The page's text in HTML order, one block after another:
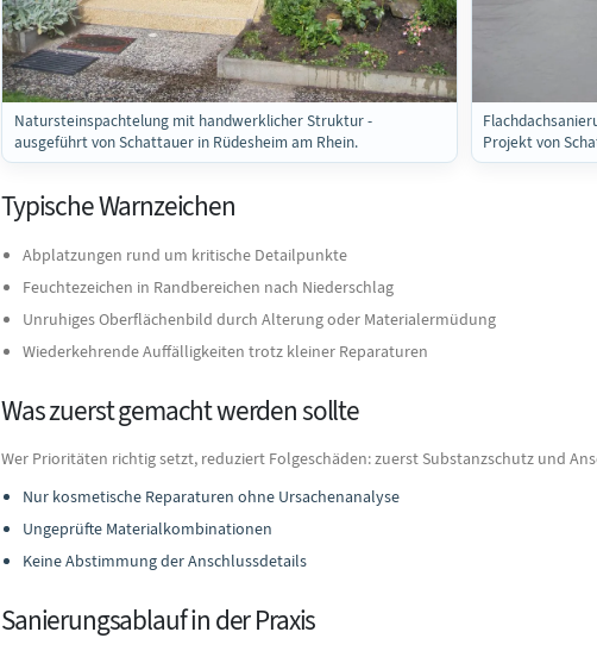
Natursteinspachtelung mit handwerklicher Struktur -
ausgeführt von Schattauer in Rüdesheim am Rhein.
Projekt von
Typische Warnzeichen
Abplatzungen rund um kritische Detailpunkte
Feuchtezeichen in Randbereichen nach Niederschlag
Unruhiges Oberflächenbild durch Alterung oder Materialermüdung
Wiederkehrende Auffälligkeiten trotz kleiner Reparaturen
Was zuerst gemacht werden sollte
Wer Prioritäten richtig setzt, reduziert Folgeschäden: zuerst Substanzschutz und
Nur kosmetische Reparaturen ohne Ursachenanalyse
Ungeprüfte Materialkombinationen
Keine Abstimmung der Anschlussdetails
Sanierungsablauf in der Praxis